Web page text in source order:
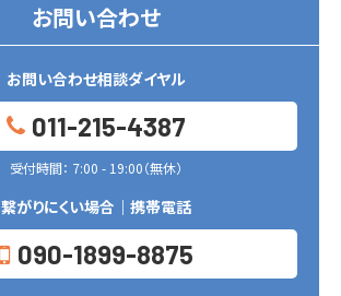
お問い合わせ
お問い合わせ相談ダイヤル
011-215-4387
受付時間： 7:00 - 19:00（無休）
繋がりにくい場合｜携帯電話
090-1899-8875